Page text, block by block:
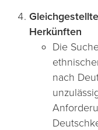
Herkünften
Die
nach